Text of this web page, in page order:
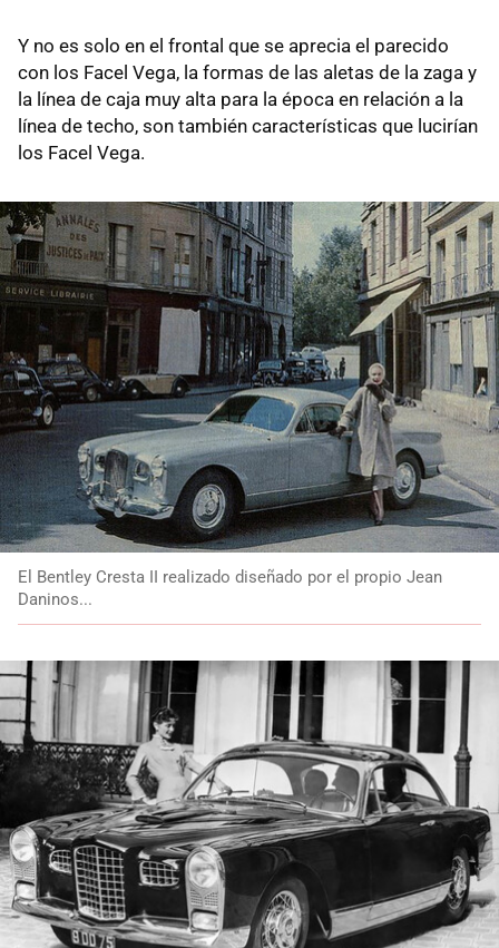
Y no es solo en el frontal que se aprecia el parecido
con los Facel Vega, la formas de las aletas de la zaga y
la línea de caja muy alta para la época en relación a la
línea de techo, son también características que lucirían
los Facel Vega.
El Bentley Cresta II realizado diseñado por el propio Jean
Daninos...